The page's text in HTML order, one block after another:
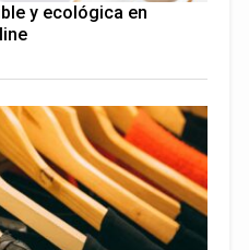
y ecológica en